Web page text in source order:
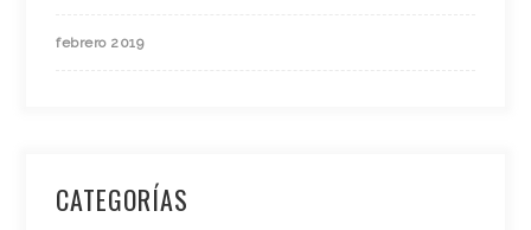
febrero 2019
CATEGORÍAS